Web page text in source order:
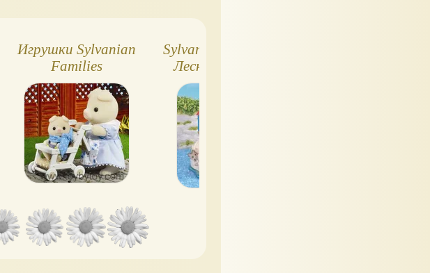
Игрушки Sylvanian
Families
Sylvanian Families -
Лесные Семейки